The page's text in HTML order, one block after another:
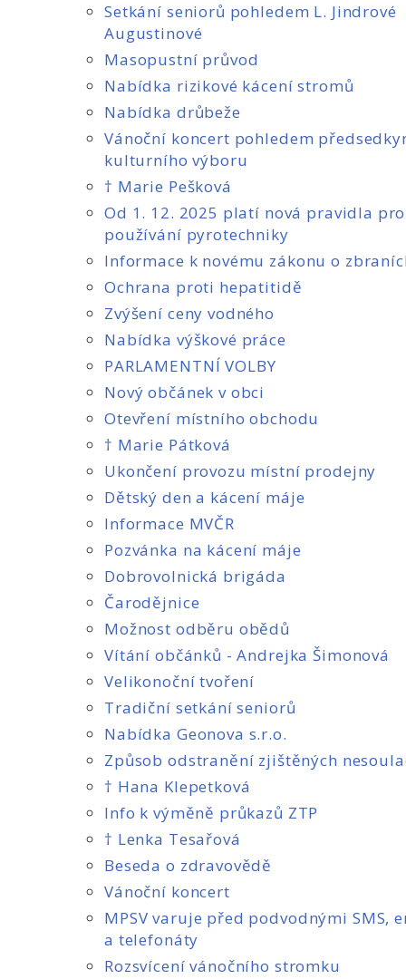
Setkání seniorů pohledem L. Jindrové
Augustinové
Masopustní průvod
Nabídka rizikové kácení stromů
Nabídka drůbeže
Vánoční koncert pohledem
kulturního výboru
† Marie Pešková
Od 1. 12. 2025 platí nová pravidla pro
používání pyrotechniky
Informace k novému zákonu o
Ochrana proti hepatitidě
Zvýšení ceny vodného
Nabídka výškové práce
PARLAMENTNÍ VOLBY
Nový občánek v obci
Otevření místního obchodu
† Marie Pátková
Ukončení provozu místní prodejny
Dětský den a kácení máje
Informace MVČR
Pozvánka na kácení máje
Dobrovolnická brigáda
Čarodějnice
Možnost odběru obědů
Vítání občánků - Andrejka Šimonová
Velikonoční tvoření
Tradiční setkání seniorů
Nabídka Geonova s.r.o.
Způsob odstranění zjištěných
† Hana Klepetková
Info k výměně průkazů ZTP
† Lenka Tesařová
Beseda o zdravovědě
Vánoční koncert
MPSV varuje před podvodnými SMS,
a telefonáty
Rozsvícení vánočního stromku